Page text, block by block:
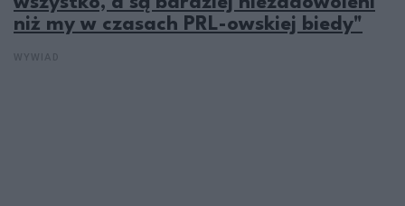
niż my w czasach PRL-owskiej biedy"